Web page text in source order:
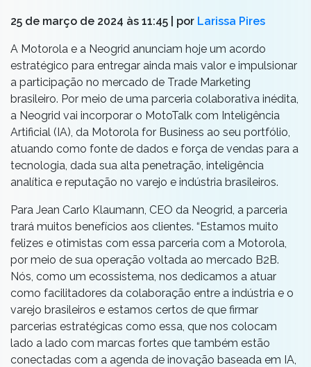
25 de março de 2024 às 11:45 | por Larissa Pires
A Motorola e a Neogrid anunciam hoje um acordo
estratégico para entregar ainda mais valor e impulsionar
a participação no mercado de Trade Marketing
brasileiro. Por meio de uma parceria colaborativa inédita,
a Neogrid vai incorporar o MotoTalk com Inteligência
Artificial (IA), da Motorola for Business ao seu portfólio,
atuando como fonte de dados e força de vendas para a
tecnologia, dada sua alta penetração, inteligência
analítica e reputação no varejo e indústria brasileiros.
Para Jean Carlo Klaumann, CEO da Neogrid, a parceria
trará muitos benefícios aos clientes. “Estamos muito
felizes e otimistas com essa parceria com a Motorola,
por meio de sua operação voltada ao mercado B2B.
Nós, como um ecossistema, nos dedicamos a atuar
como facilitadores da colaboração entre a indústria e o
varejo brasileiros e estamos certos de que firmar
parcerias estratégicas como essa, que nos colocam
lado a lado com marcas fortes que também estão
conectadas com a agenda de inovação baseada em IA,